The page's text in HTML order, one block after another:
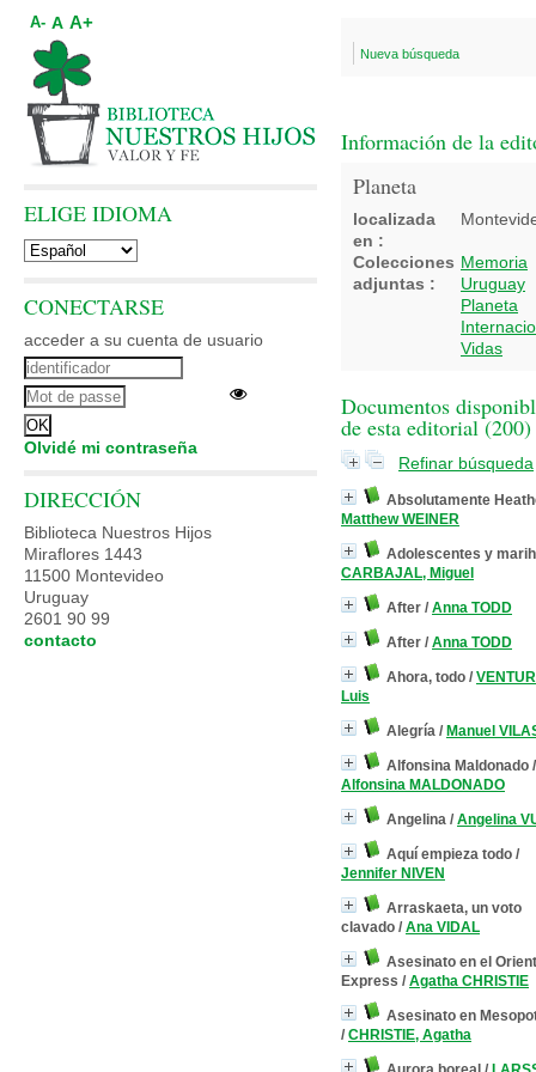
Nueva búsqueda
Información de la
Planeta
localizada
en :
Colecciones
adjuntas :
Memoria
Uruguay
Planeta
Vidas
Documentos
de esta editorial (200)
Refinar búsqueda
Absolutamente
Matthew WEINER
Adolescentes y
CARBAJAL, Miguel
After / Anna TODD
After / Anna TODD
Ahora, todo /
Luis
Alegría / Manuel
Alfonsina Maldonado /
Alfonsina MALDONADO
Angelina / Angelina
Aquí empieza todo /
Jennifer NIVEN
Arraskaeta, un voto
clavado / Ana VIDAL
Asesinato en el Orient
Express / Agatha CHRISTIE
Asesinato en
/ CHRISTIE, Agatha
A- A A+
ELIGE IDIOMA
CONECTARSE
acceder a su cuenta de usuario
Olvidé mi contraseña
DIRECCIÓN
Biblioteca Nuestros Hijos
Miraflores 1443
11500 Montevideo
Uruguay
2601 90 99
contacto